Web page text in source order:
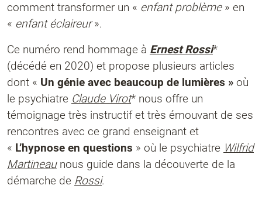
comment transformer un « enfant problème» en
« enfant éclaireur».
Ce numéro rend hommage à Ernest Rossi*
(décédé en 2020) et propose plusieurs articles
dont « Un génie avec beaucoup de lumières » où
le psychiatre Claude Virot* nous offre un
témoignage très instructif et très émouvant de ses
rencontres avec ce grand enseignant et
« L’hypnose en questions » où le psychiatre Wilfrid
Martineaunous guide dans la découverte de la
démarche de Rossi.